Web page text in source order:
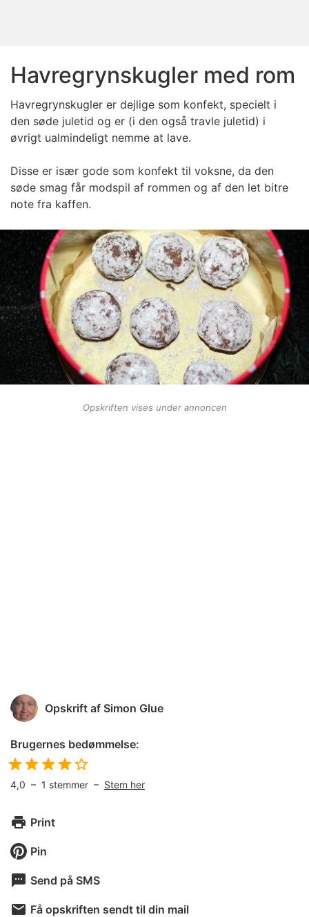
Havregrynskugler med rom
Havregrynskugler er dejlige som konfekt, specielt i
den søde juletid og er (i den også travle juletid) i
øvrigt ualmindeligt nemme at lave.
Disse er især gode som konfekt til voksne, da den
søde smag får modspil af rommen og af den let bitre
note fra kaffen.
Opskriften vises under annoncen
Opskrift af Simon Glue
Brugernes bedømmelse:
4,0 – 1 stemmer – Stem her
Print
Pin
Send på SMS
Få opskriften sendt til din mail